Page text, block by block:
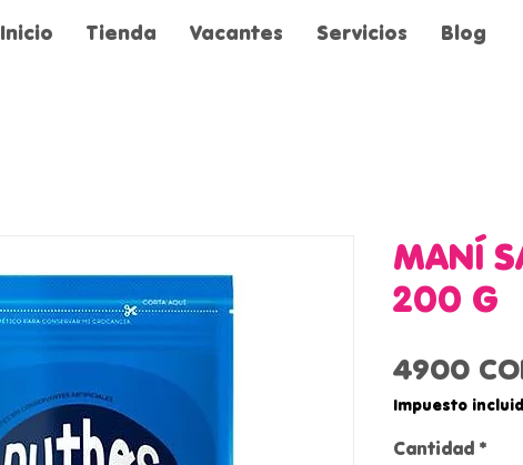
Inicio Tienda Vacantes Servicios Blog
MANÍ
200 G
4900
Impuesto
Cantidad *